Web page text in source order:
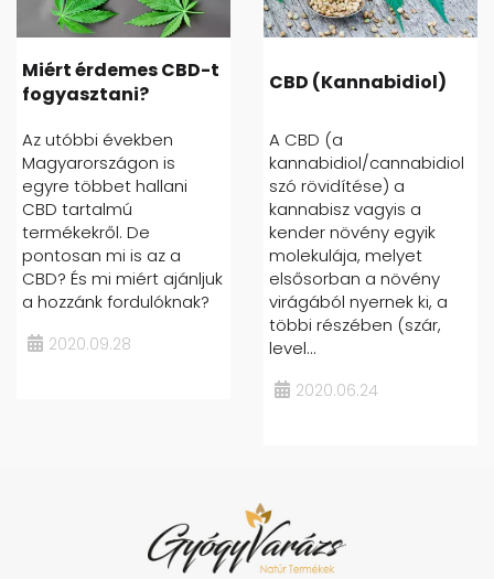
Miért érdemes CBD-t
fogyasztani?
Az utóbbi években
Magyarországon is
egyre többet hallani
CBD tartalmú
termékekről. De
pontosan mi is az a
CBD? És mi miért ajánljuk
a hozzánk fordulóknak?
2020.09.28
CBD (Kannabidiol)
A CBD (a
kannabidiol/cannabidiol
szó rövidítése) a
kannabisz vagyis a
kender növény egyik
molekulája, melyet
elsősorban a növény
virágából nyernek ki, a
többi részében (szár,
level...
2020.06.24